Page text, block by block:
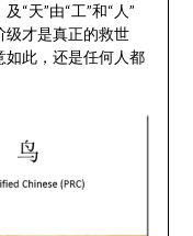
“天”由“工”和“人”
级才是真正的救世
如此，还是任何人都